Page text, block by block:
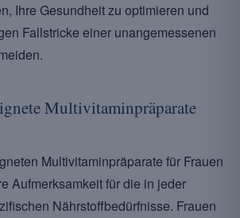
Ihre Gesundheit zu optimieren und
Fallstricke einer unangemessenen
Multivitaminpräparate
Multivitaminpräparate für Frauen
Aufmerksamkeit für die in jeder
Nährstoffbedürfnisse. Frauen